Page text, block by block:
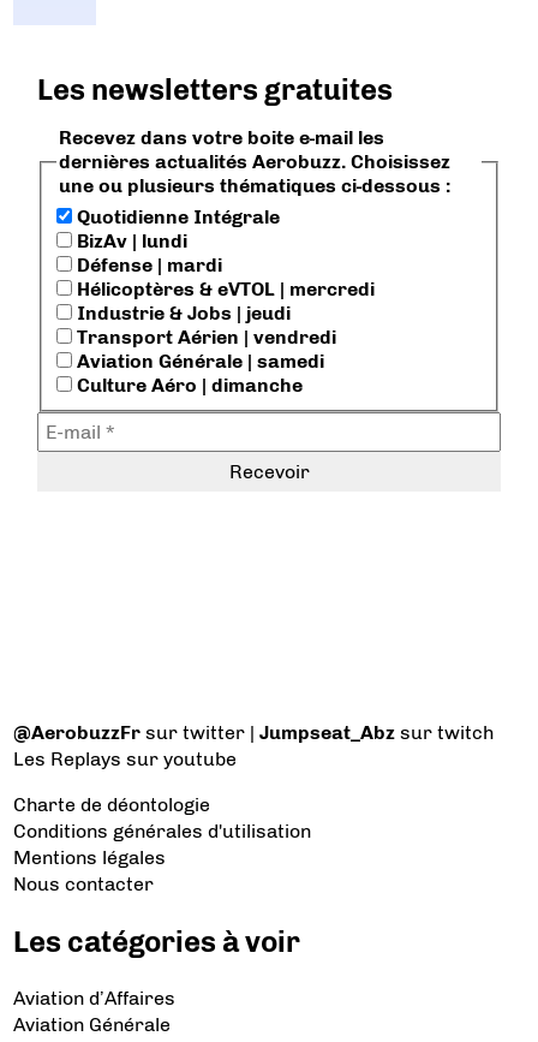
Les newsletters gratuites
Recevez dans votre boite e-mail les
dernières actualités Aerobuzz. Choisissez
une ou plusieurs thématiques ci-dessous :
Quotidienne Intégrale
BizAv | lundi
Défense | mardi
Hélicoptères & eVTOL | mercredi
Industrie & Jobs | jeudi
Transport Aérien | vendredi
Aviation Générale | samedi
Culture Aéro | dimanche
@AerobuzzFr sur twitter |Jumpseat_Abz sur twitch
Les Replays sur youtube
Charte de déontologie
Conditions générales d'utilisation
Mentions légales
Nous contacter
Les catégories à voir
Aviation d’Affaires
Aviation Générale